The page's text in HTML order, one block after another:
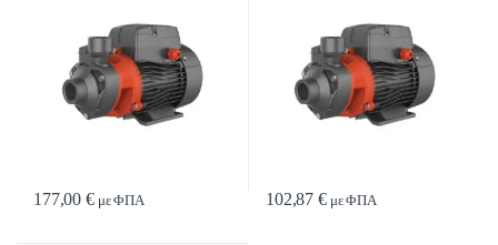
177,00€με ΦΠΑ 102,87€με ΦΠΑ